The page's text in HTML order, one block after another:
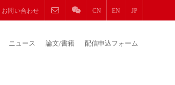
お問い合わせ CN EN JP
ニュース 論文/書籍 配信申込フォーム